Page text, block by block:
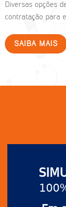
Diversas opções
contratação para
SAIBA MAIS